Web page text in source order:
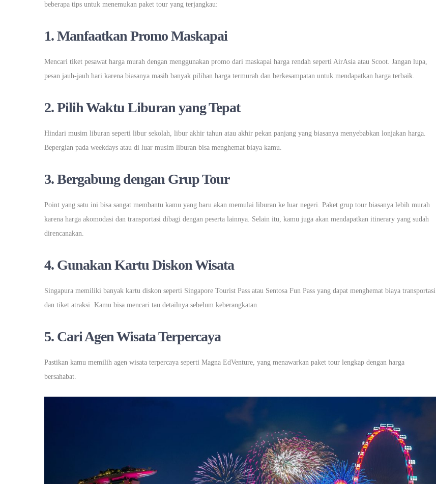
beberapa tips untuk menemukan paket tour yang terjangkau:
1.Manfaatkan Promo Maskapai
Mencari tiket pesawat harga murah dengan menggunakan promo dari maskapai harga rendah seperti AirAsia atau Scoot. Jangan lupa,
pesan jauh-jauh hari karena biasanya masih banyak pilihan harga termurah dan berkesampatan untuk mendapatkan harga terbaik.
2.Pilih Waktu Liburan yang Tepat
Hindari musim liburan seperti libur sekolah, libur akhir tahun atau akhir pekan panjang yang biasanya menyebabkan lonjakan harga.
Bepergian pada weekdays atau di luar musim liburan bisa menghemat biaya kamu.
3.Bergabung dengan Grup Tour
Point yang satu ini bisa sangat membantu kamu yang baru akan memulai liburan ke luar negeri. Paket grup tour biasanya lebih murah
karena harga akomodasi dan transportasi dibagi dengan peserta lainnya. Selain itu, kamu juga akan mendapatkan itinerary yang sudah
direncanakan.
4. Gunakan Kartu Diskon Wisata
Singapura memiliki banyak kartu diskon seperti Singapore Tourist Pass atau Sentosa Fun Pass yang dapat menghemat biaya transportasi
dan tiket atraksi. Kamu bisa mencari tau detailnya sebelum keberangkatan.
5. Cari Agen Wisata Terpercaya
Pastikan kamu memilih agen wisata terpercaya seperti Magna EdVenture, yang menawarkan paket tour lengkap dengan harga
bersahabat.